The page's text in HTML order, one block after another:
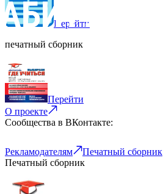
Перейти
печатный сборник
Перейти
О проекте
Сообщества в ВКонтакте:
Рекламодателям
Печатный сборник
Печатный сборник